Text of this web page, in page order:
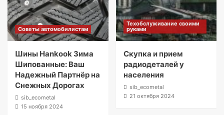
Советы автомобилистам
Шины Hankook Зима
Шипованные: Ваш
Надежный Партнёр на
Снежных Дорогах
sib_ecometal
15 ноября 2024
Техобслуживание своими
руками
Скупка и прием
радиодеталей у
населения
sib_ecometal
21 октября 2024